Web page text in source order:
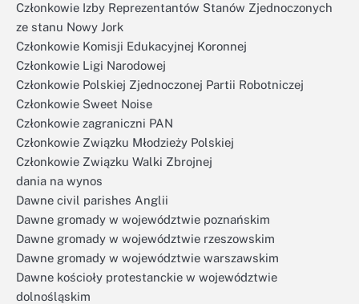
Członkowie Izby Reprezentantów Stanów Zjednoczonych
ze stanu Nowy Jork
Członkowie Komisji Edukacyjnej Koronnej
Członkowie Ligi Narodowej
Członkowie Polskiej Zjednoczonej Partii Robotniczej
Członkowie Sweet Noise
Członkowie zagraniczni PAN
Członkowie Związku Młodzieży Polskiej
Członkowie Związku Walki Zbrojnej
dania na wynos
Dawne civil parishes Anglii
Dawne gromady w województwie poznańskim
Dawne gromady w województwie rzeszowskim
Dawne gromady w województwie warszawskim
Dawne kościoły protestanckie w województwie
dolnośląskim